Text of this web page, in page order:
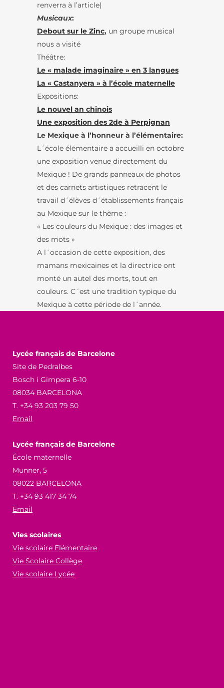
renverra à l’article)
Musicaux:
Debout sur le Zinc, un groupe musical
nous a visité
Théâtre:
Le « malade imaginaire » en 3 langues
La « Castanyera » à l’école maternelle
Expositions:
Le nouvel an chinois
Une exposition des 2de à Perpignan
Le Mexique à l’honneur à l’élémentaire:
L´école élémentaire a accueilli en octobre
une exposition venue directement du
Mexique ! De grands panneaux de photos
et des carnets artistiques retracent le
travail d´élèves d´établissements français
au Mexique sur le thème :
« Les couleurs du Mexique : des images et
des mots »
A l´occasion de cette exposition, des
mamans mexicaines et la directrice ont
monté un autel des morts, tout en
couleurs. C´est une tradition typique du
Mexique à cette période de l´année.
Lycée français de Barcelone
Site de Pedralbes
Bosch i Gimpera 6-10
08034 BARCELONA
T. +34 93 203 79 50
Email
Lycée français de Barcelone
École maternelle
Munner, 5
08022 BARCELONA
T. +34 93 417 34 74
Email
Vies scolaires
Vie scolaire Elémentaire
Vie Scolaire Collège
Vie scolaire Lycée